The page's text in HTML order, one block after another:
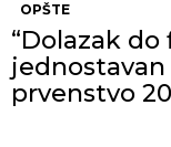
OPŠTE
“Dolazak
prvenstvo